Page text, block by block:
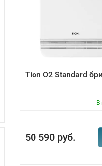
Обращаем внимание,
на самом высоком
работ по установке
материалы).
Приточная
Tion О2 Standard
В
50 590 руб.